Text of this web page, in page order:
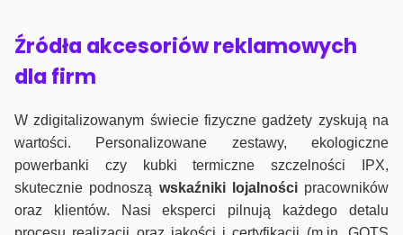
Źródła akcesoriów reklamowych
dla firm
W zdigitalizowanym świecie fizyczne gadżety zyskują na
wartości. Personalizowane zestawy, ekologiczne
powerbanki czy kubki termiczne szczelności IPX,
skutecznie podnoszą wskaźniki lojalnościpracowników
oraz klientów. Nasi eksperci pilnują każdego detalu